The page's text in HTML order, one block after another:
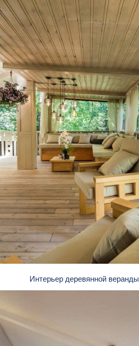
Интерьер деревянной веранды